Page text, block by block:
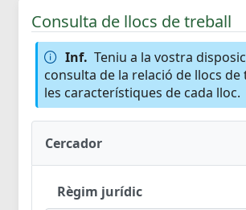
Consulta de llocs de treball
Inf. Teniu a la vostra
consulta de la relació de llocs de
les característiques de cada lloc.
Cercador
Règim jurídic